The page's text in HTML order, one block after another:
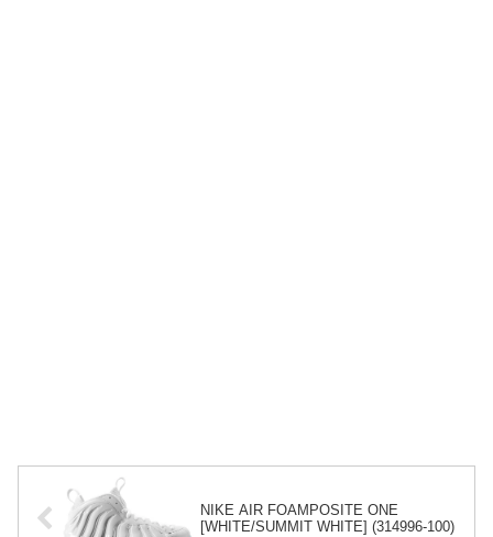
NIKE AIR FOAMPOSITE ONE
[WHITE/SUMMIT WHITE] (314996-100)